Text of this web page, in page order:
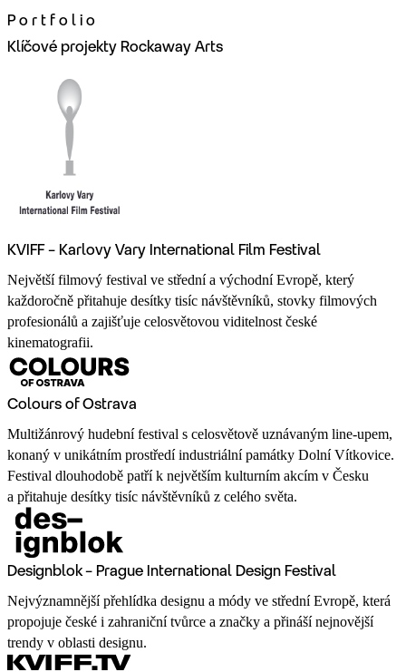
Portfolio
Klíčové projekty Rockaway Arts
KVIFF – Karlovy Vary International Film Festival
Největší filmový festival ve střední a východní Evropě, který
každoročně přitahuje desítky tisíc návštěvníků, stovky filmových
profesionálů a zajišťuje celosvětovou viditelnost české
kinematografii.
Colours of Ostrava
Multižánrový hudební festival s celosvětově uznávaným line-upem,
konaný v unikátním prostředí industriální památky Dolní Vítkovice.
Festival dlouhodobě patří k největším kulturním akcím v Česku
a přitahuje desítky tisíc návštěvníků z celého světa.
Designblok – Prague International Design Festival
Nejvýznamnější přehlídka designu a módy ve střední Evropě, která
propojuje české i zahraniční tvůrce a značky a přináší nejnovější
trendy v oblasti designu.